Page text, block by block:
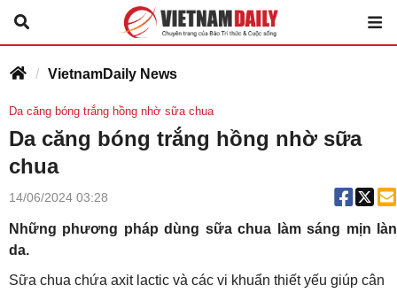
VietnamDaily News
Da căng bóng trắng hồng nhờ sữa chua
Da căng bóng trắng hồng nhờ sữa
chua
14/06/2024 03:28
Những phương pháp dùng sữa chua làm sáng mịn làn
da.
Sữa chua chứa axit lactic và các vi khuẩn thiết yếu giúp cân